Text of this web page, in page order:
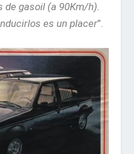
de gasoil (a 90Km/h).
es un placer”.